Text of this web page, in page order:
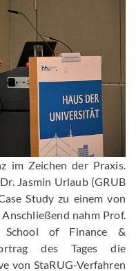
im Zeichen der Praxis.
Jasmin Urlaub (GRUB
Study zu einem von
nahm Prof.
School of Finance &
des Tages die
von StaRUG-Verfahren